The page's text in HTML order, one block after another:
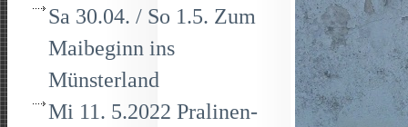
Sa 30.04. / So 1.5. Zum
Maibeginn ins
Münsterland
Mi 11. 5.2022 Pralinen-